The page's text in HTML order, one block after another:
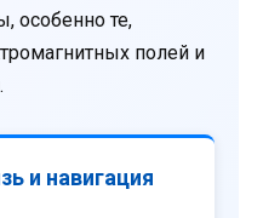
особенно те,
полей и
и навигация